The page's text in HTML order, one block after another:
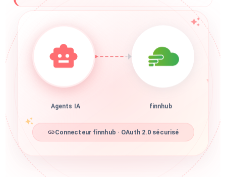
Agents IA finnhub
Connecteur finnhub · OAuth 2.0 sécurisé